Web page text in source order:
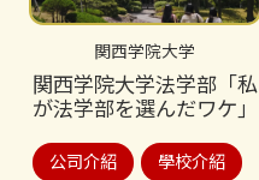
関西学院大学
関西学院大学法学部「私
が法学部を選んだワケ」
公司介紹
學校介紹